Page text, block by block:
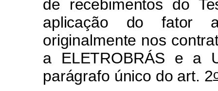
de recebimentos do
aplicação do fator
originalmente nos
a ELETROBRÁS e a
parágrafo único do art. 2